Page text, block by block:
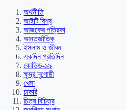
অর্থনীতি
আইটি বিশ্ব
আজকের পত্রিকা
আন্তর্জাতিক
ইসলাম ও জীবন
একদিন প্রতিদিন
কোভিড-১৯
ক্ষুদ্র নৃগোষ্ঠী
খেলা
চাকরি
চিত্র বিচিত্র